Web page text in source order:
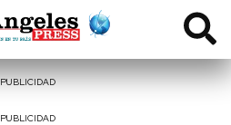
PUBLICIDAD
PUBLICIDAD